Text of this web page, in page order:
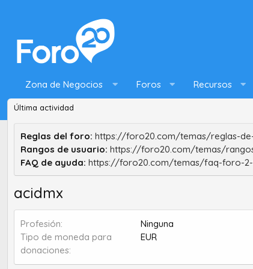
Zona de Negocios Foros Recursos
Última actividad
Reglas del foro: https://foro20.com/temas/reglas-
Rangos de usuario: https://foro20.com/temas/
FAQ de ayuda: https://foro20.com/temas/faq-foro-2-
acidmx
Profesión
Ninguna
Tipo de moneda para
donaciones
EUR